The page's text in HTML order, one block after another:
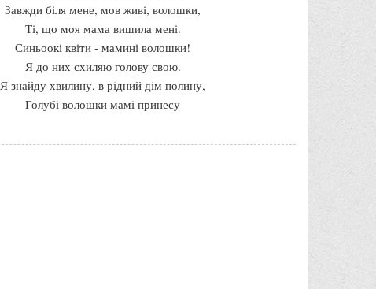
Завжди біля мене, мов живі, волошки,
Ті, що моя мама вишила мені.
Синьоокі квіти - мамині волошки!
Я до них схиляю голову свою.
Я знайду хвилину, в рідний дім полину,
Голубі волошки мамі принесу